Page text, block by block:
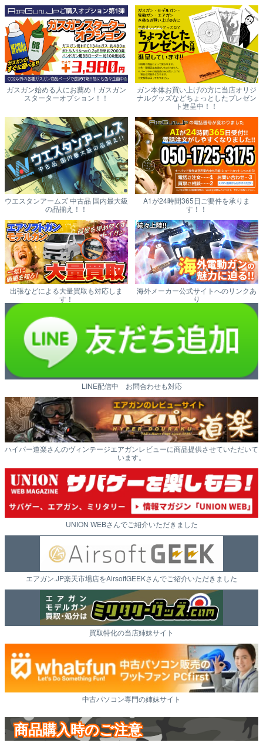
ガスガン始める人にお薦め！ガスガン
スターターオプション！！
ガン本体お買い上げの方に当店オリジ
ナルグッズなどちょっとしたプレゼン
ト進呈中！！
ウエスタンアームズ 中古品 国内最大級
の品揃え！！
A1が24時間365日ご要件を承りま
す！！
出張などによる大量買取も対応しま
す！
海外メーカー公式サイトへのリンクあ
り
LINE配信中 お問合わせも対応
ハイパー道楽さんのヴィンテージエアガンレビューに商品提供させていただいて
います。
UNION WEBさんでご紹介いただきました
エアガン.JP楽天市場店をAirsoftGEEKさんでご紹介いただきました
買取特化の当店姉妹サイト
中古パソコン専門の姉妹サイト
商品購入時のご注意